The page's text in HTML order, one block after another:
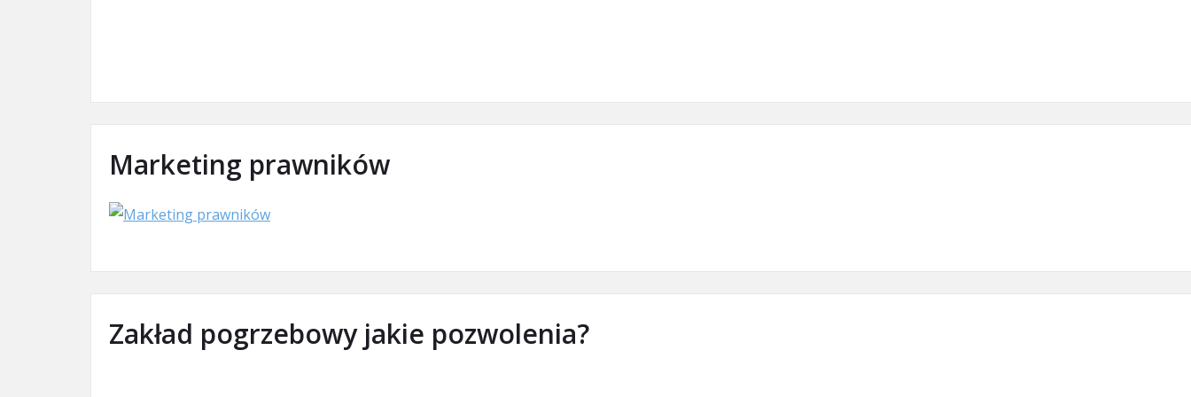
Marketing prawników
Zakład pogrzebowy jakie pozwolenia?